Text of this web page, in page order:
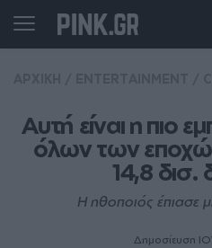
Αυτή είναι η πιο
όλων των
14,8 δισ.
Η ηθοποιός έπιασε
Δημοσίευση